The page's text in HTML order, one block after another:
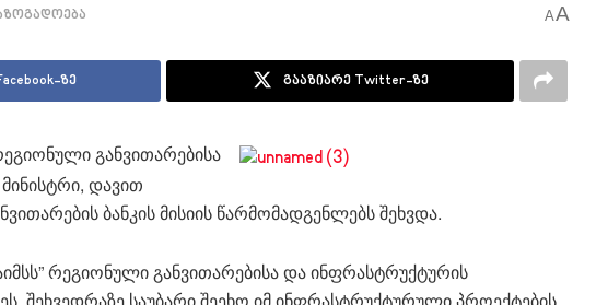
AA
ზე გააზიარე Twitter-ზე
განვითარებისა
დავით
ბანკის მისიის წარმომადგენლებს შეხვდა.
რეგიონული განვითარებისა და ინფრასტრუქტურის
შეხვედრაზე საუბარი შეეხო იმ ინფრასტრუქტურული პროექტების